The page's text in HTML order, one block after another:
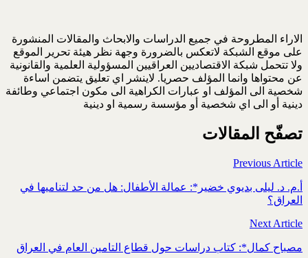
الاراء المطروحة في جميع الدراسات والابحاث والمقالات المنشورة
على موقع الشبكة لاتعكس بالضرورة وجهة نظر هيئة تحرير الموقع
ولا تتحمل شبكة الاقتصاديين العراقيين المسؤولية العلمية والقانونية
عن محتواها وانما المؤلف حصريا. لاينشر اي تعليق يتضمن اساءة
شخصية الى المؤلف او عبارات الكراهية الى مكون اجتماعي وطائفة
دينية أو الى اي شخصية أو مؤسسة رسمية او دينية
تصفّح المقالات
Previous Article
أ.م. د. ليلى بديوي خضير*: عمالة الأطفال: هل من حد لتناميها في
العراق؟
Next Article
مصباح كمال*: كتاب دراسات حول قطاع التامين العام في العراق